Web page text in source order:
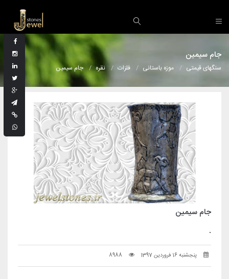
جام سیمین
سنگهای قیمتی موزه باستانی فلزات نقره جام سیمین
جام سیمین
.
پنجشنبه 16 فروردین 1397 8988